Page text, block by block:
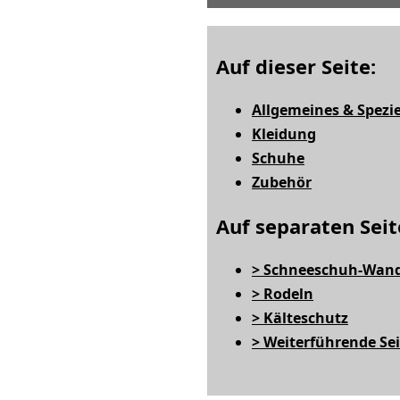
Auf dieser Seite:
Allgemeines &
Kleidung
Schuhe
Zubehör
Auf separaten
> Schneeschuh-
> Rodeln
> Kälteschutz
> Weiterführende